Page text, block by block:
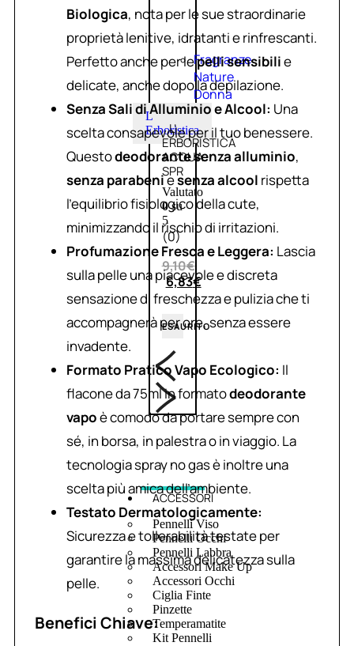
Fragranze
Nature
Donna
L
Erboristica
L’
ERBORISTICA
ACQUA
SPR
Valutato
0su
5
(0)
9,10€
6,83€
ESAURITO
ACCESSORI
Pennelli Viso
Pennelli Occhi
Pennelli Labbra
Accessori Make Up
Accessori Occhi
Ciglia Finte
Pinzette
Temperamatite
Kit Pennelli
Biologica, nota per le sue straordinarie
proprietà lenitive, idratanti e rinfrescanti.
Perfetto anche per lepelli sensibilie
delicate, anche dopo la depilazione.
Senza Sali di Alluminio e Alcool: Una
scelta consapevole per il tuo benessere.
Questodeodorante senza alluminio,
senza parabeniesenza alcool rispetta
l’equilibrio fisiologico della cute,
minimizzando il rischio di irritazioni.
Profumazione Fresca e Leggera: Lascia
sulla pelle una piacevole e discreta
sensazione di freschezza e pulizia che ti
accompagnerà per ore, senza essere
invadente.
Formato Pratico Vapo Ecologico: Il
flacone da 75ml in formatodeodorante
vapoè comodo da portare sempre con
sé, in borsa, in palestra o in viaggio. La
tecnologia spray no gas è inoltre una
scelta più amica dell’ambiente.
Testato Dermatologicamente:
Sicurezza e tollerabilità testate per
garantire la massima delicatezza sulla
pelle.
Benefici Chiave: